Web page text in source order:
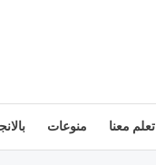
تعلم معنا منوعات